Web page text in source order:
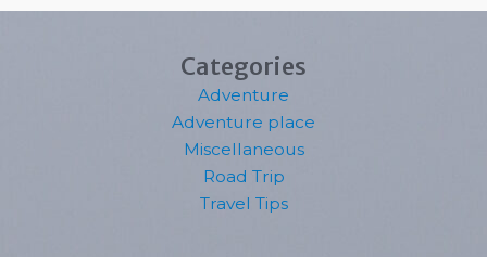
Categories
Adventure
Adventure place
Miscellaneous
Road Trip
Travel Tips